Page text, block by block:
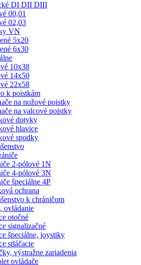
DI DII DIII
00,01
02,03
VN
5x20
6x30
10x38
14x50
22x58
k poistkám
na nožové poistky
na valcové poistky
dotyky
hlavice
spodky
2-pólové 1N
4-pólové 3N
špeciálne 4P
ochrana
k chráničom
ovládanie
otočné
signalizačné
špeciálne, joystiky
stláčacie
výstražne zariadenia
ovládače